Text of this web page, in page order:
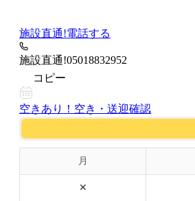
施設直通!電話する
施設直通!05018832952
コピー
空きあり！ 空き・送迎確認
月
✕